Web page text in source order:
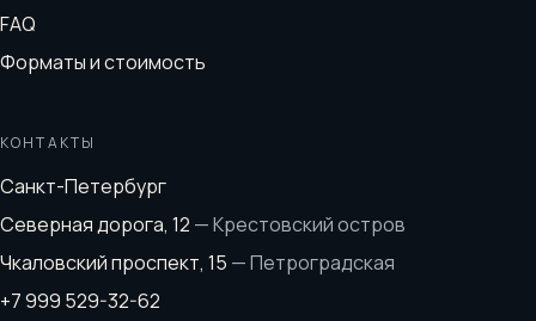
FAQ
Форматы и стоимость
КОНТАКТЫ
Санкт-Петербург
Северная дорога, 12 —Крестовский остров
Чкаловский проспект, 15 —Петроградская
+7 999 529-32-62